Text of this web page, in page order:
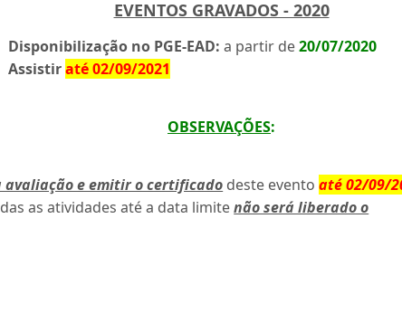
EVENTOS GRAVADOS - 2020
Disponibilização no PGE-EAD: a partir de20/07/2020
Assistiraté 02/09/2021
OBSERVAÇÕES:
avaliação e emitir o certificado deste eventoaté 02/09/
as atividades até a data limitenão será liberado o